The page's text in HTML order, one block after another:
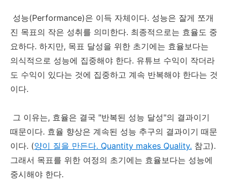
성능(Performance)은 이득 자체이다. 성능은 잘게 쪼개
진 목표의 작은 성취를 의미한다. 최종적으로는 효율도 중
요하다. 하지만, 목표 달성을 위한 초기에는 효율보다는
의식적으로 성능에 집중해야 한다. 유튜브 수익이 작더라
도 수익이 있다는 것에 집중하고 계속 반복해야 한다는 것
이다.
그 이유는, 효율은 결국 "반복된 성능 달성"의 결과이기
때문이다. 효율 향상은 계속된 성능 추구의 결과이기 때문
이다. (양이 질을 만든다. Quantity makes Quality. 참고).
그래서 목표를 위한 여정의 초기에는 효율보다는 성능에
중시해야 한다.